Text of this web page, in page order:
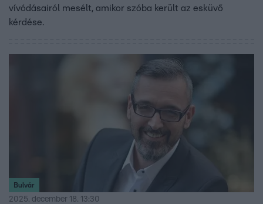
vívódásairól mesélt, amikor szóba került az esküvő
kérdése.
Bulvár
2025. december 18. 13:30